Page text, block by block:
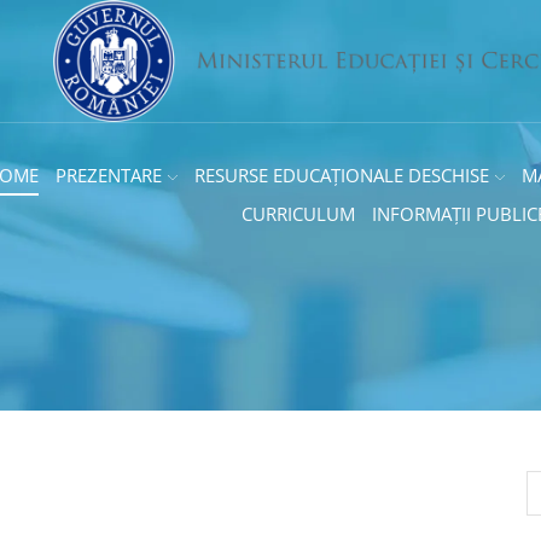
PREZENTARE RESURSE EDUCAȚIONALE DESCHISE
CURRICULUM
INFORMAȚII